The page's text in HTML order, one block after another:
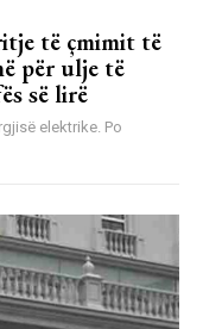
të çmimit të
për ulje të
së lirë
elektrike. Po